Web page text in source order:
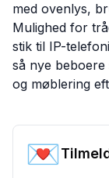
med ovenlys,
Mulighed for
stik til IP-
så nye
og møblering
💌